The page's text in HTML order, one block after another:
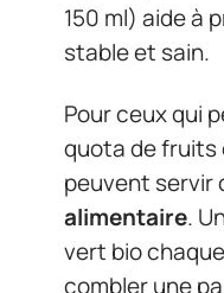
150 ml) aide à
stable et sain.
Pour ceux qui
quota de fruits
peuvent servir
alimentaire.
vert bio
combler une